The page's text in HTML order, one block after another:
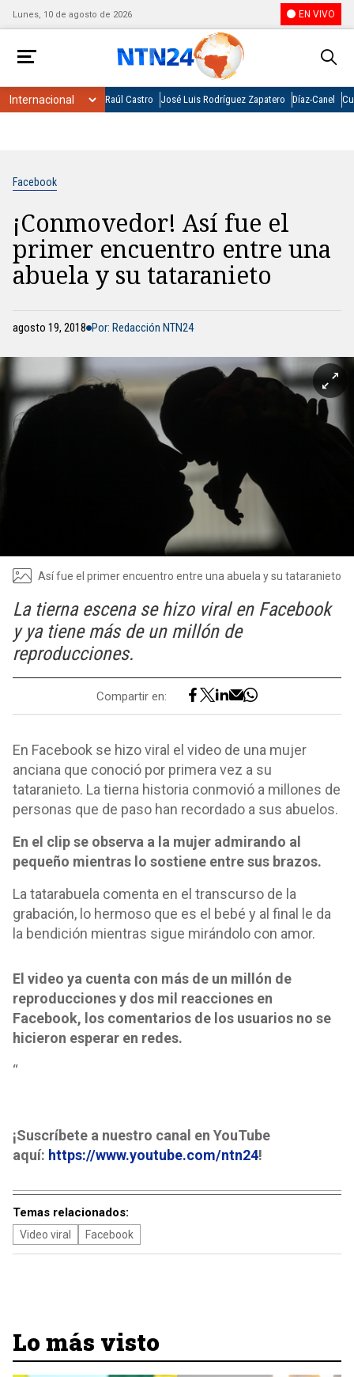
Lunes, 10 de agosto de 2026 EN VIVO
Raúl Castro José Luis Rodríguez Zapatero Díaz-Canel
Facebook
¡Conmovedor! Así fue el
primer encuentro entre una
abuela y su tataranieto
agosto 19, 2018 Por: Redacción NTN24
Así fue el primer encuentro entre una abuela y su tataranieto
La tierna escena se hizo viral en Facebook
y ya tiene más de un millón de
reproducciones.
Compartir en:
En Facebook se hizo viral el video de una mujer
anciana que conoció por primera vez a su
tataranieto. La tierna historia conmovió a millones de
personas que de paso han recordado a sus abuelos.
En el clip se observa a la mujer admirando al
pequeño mientras lo sostiene entre sus brazos.
La tatarabuela comenta en el transcurso de la
grabación, lo hermoso que es el bebé y al final le da
la bendición mientras sigue mirándolo con amor.
El video ya cuenta con más de un millón de
reproducciones y dos mil reacciones en
Facebook, los comentarios de los usuarios no se
hicieron esperar en redes.
“
¡Suscríbete a nuestro canal en YouTube
aquí: https://www.youtube.com/ntn24!
Temas relacionados:
Video viral Facebook
Lo más visto